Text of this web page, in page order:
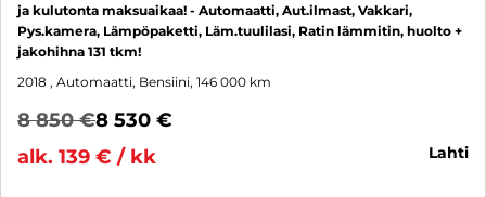
ja kulutonta maksuaikaa! - Automaatti, Aut.ilmast, Vakkari,
Pys.kamera, Lämpöpaketti, Läm.tuulilasi, Ratin lämmitin, huolto +
jakohihna 131 tkm!
2018 , Automaatti, Bensiini, 146 000 km
8 850 €8 530 €
alk. 139 € / kk
lahti